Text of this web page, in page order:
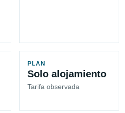
PLAN
Solo alojamiento
Tarifa observada